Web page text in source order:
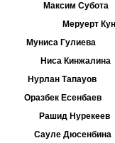
Максим Субота
Меруерт
Муниса Гулиева
Ниса Кинжалина
Нурлан Тапауов
Оразбек Есенбаев
Рашид Нурекеев
Сауле Дюсенбина